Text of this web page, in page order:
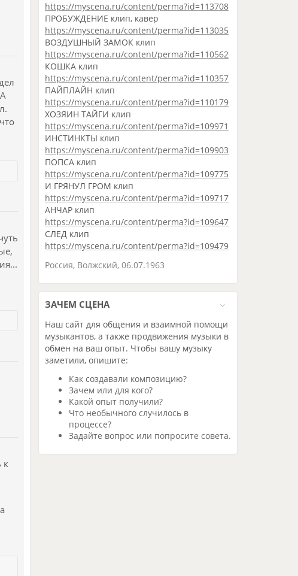
к
https://myscena.ru/content/perma?id=113708
ПРОБУЖДЕНИЕ клип, кавер
https://myscena.ru/content/perma?id=113035
ВОЗДУШНЫЙ ЗАМОК клип
https://myscena.ru/content/perma?id=110562
КОШКА клип
https://myscena.ru/content/perma?id=110357
ПАЙПЛАЙН клип
https://myscena.ru/content/perma?id=110179
ХОЗЯИН ТАЙГИ клип
https://myscena.ru/content/perma?id=109971
ИНСТИНКТЫ клип
https://myscena.ru/content/perma?id=109903
ПОПСА клип
https://myscena.ru/content/perma?id=109775
И ГРЯНУЛ ГРОМ клип
https://myscena.ru/content/perma?id=109717
АНЧАР клип
https://myscena.ru/content/perma?id=109647
СЛЕД клип
https://myscena.ru/content/perma?id=109479
Россия, Волжский, 06.07.1963
ЗАЧЕМ СЦЕНА
Наш сайт для общения и взаимной помощи
музыкантов, а также продвижения музыки в
обмен на ваш опыт. Чтобы вашу музыку
заметили, опишите:
Как создавали композицию?
Зачем или для кого?
Какой опыт получили?
Что необычного случилось в
процессе?
Задайте вопрос или попросите совета.